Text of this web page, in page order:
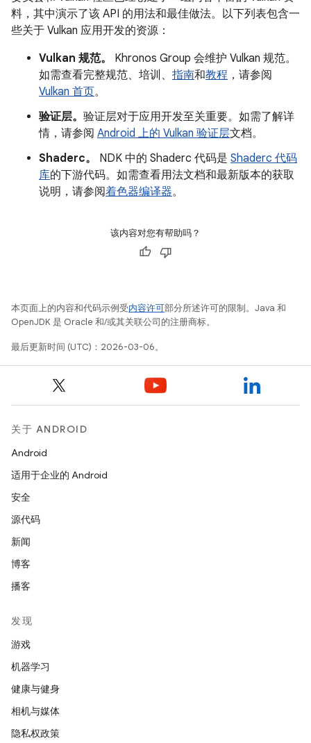
料，其中演示了该 API 的用法和最佳做法。以下列表包含一
些关于 Vulkan 应用开发的资源：
Vulkan 规范。
Khronos Group 会维护 Vulkan 规范。
如需查看完整规范、培训、 指南和教程 ，请参阅
Vulkan 首页。
验证层。 验证层对于应用开发至关重要。如需了解详
情，请参阅 Android 上的 Vulkan 验证层文档。
Shaderc。
NDK 中的 Shaderc 代码是 Shaderc 代码
库的下游代码。如需查看用法文档和最新版本的获取
说明，请参阅着色器编译器。
该内容对您有帮助吗？
本页面上的内容和代码示例受内容许可部分所述许可的限制。Java 和
OpenJDK 是 Oracle 和/或其关联公司的注册商标。
最后更新时间 (UTC)：2026-03-06。
关于 ANDROID
Android
适用于企业的 Android
安全
源代码
新闻
博客
播客
发现
游戏
机器学习
健康与健身
相机与媒体
隐私权政策